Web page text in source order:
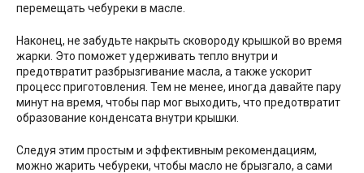
перемещать чебуреки в масле.
Наконец, не забудьте накрыть сковороду крышкой во время
жарки. Это поможет удерживать тепло внутри и
предотвратит разбрызгивание масла, а также ускорит
процесс приготовления. Тем не менее, иногда давайте пару
минут на время, чтобы пар мог выходить, что предотвратит
образование конденсата внутри крышки.
Следуя этим простым и эффективным рекомендациям,
можно жарить чебуреки, чтобы масло не брызгало, а сами